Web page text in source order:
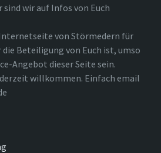
sind wir auf Infos von Euch
von Störmedern für
Beteiligung von Euch ist, umso
Angebot dieser Seite sein.
willkommen. Einfach email